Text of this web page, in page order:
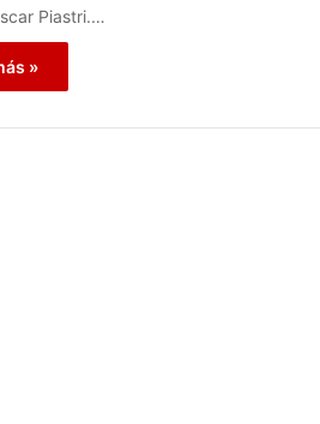
Piastri.…
»